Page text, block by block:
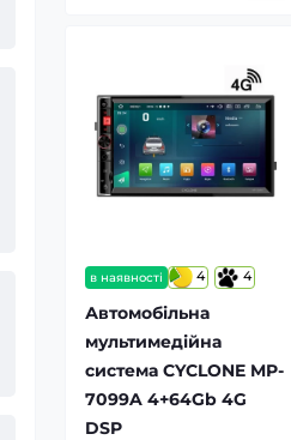
в наявності 4 4
Автомобільна
мультимедійна
система CYCLONE MP-
7099A 4+64Gb 4G
DSP